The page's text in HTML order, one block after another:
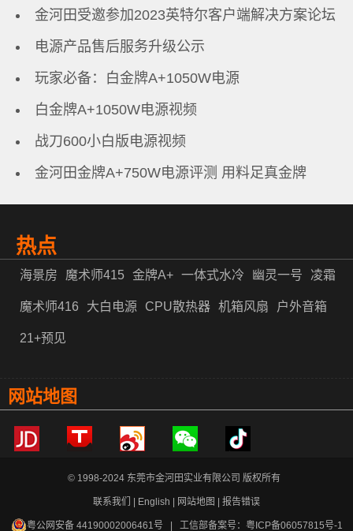
金河田受邀参加2023英特尔客户端解决方案论坛
电源产品售后服务升级公示
玩家必备：白金牌A+1050W电源
白金牌A+1050W电源视频
战刀600小白版电源视频
金河田金牌A+750W电源评测 用料足真金牌
热点
海景房 魔术师415 金牌A+ 一体式水冷 幽灵一号 凌霜
魔术师416 大白电源 CPU散热器 机箱风扇 户外音箱
21+预见
网站地图
© 1998-2024 东莞市金河田实业有限公司 版权所有
联系我们 | English | 网站地图 | 报告错误
粤公网安备 44190002006461号 | 工信部备案号： 粤ICP备06057815号-1